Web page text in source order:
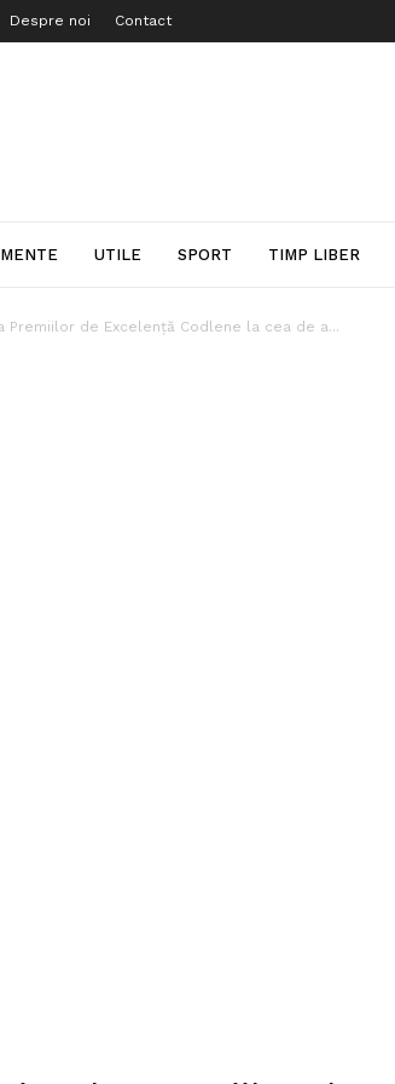
Despre noi Contact
UTILE SPORT TIMP LIBER
Premiilor de Excelență Codlene la cea de a...